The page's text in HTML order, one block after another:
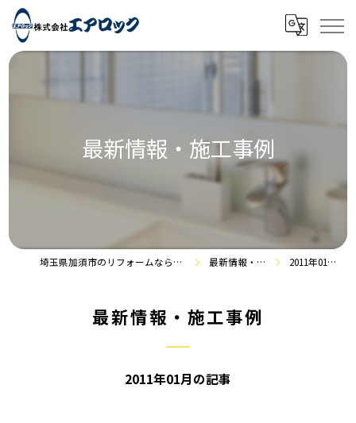
最新情報・施工事例
埼玉県加須市のリフォームなら株式会社エアロック 最新情報・施工事例 2011年01月の記事
最新情報・施工事例
2011年01月の記事